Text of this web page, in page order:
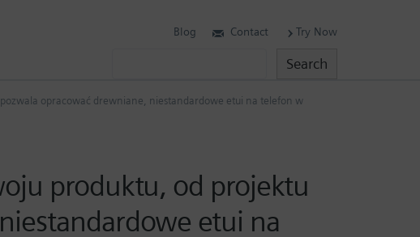
opracować drewniane, niestandardowe etui na telefon w
produktu, od projektu
etui na
Blog Contact Try Now
Search